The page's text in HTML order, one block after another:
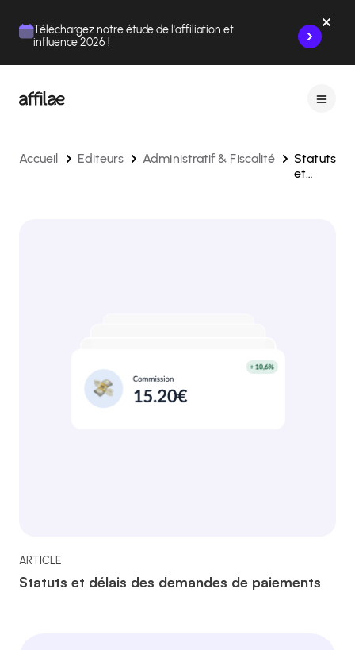
Téléchargez notre étude de l'affiliation et
influence 2026 !
Accueil Editeurs Administratif & Fiscalité
Statuts
et
ARTICLE
Statuts et délais des demandes de paiements